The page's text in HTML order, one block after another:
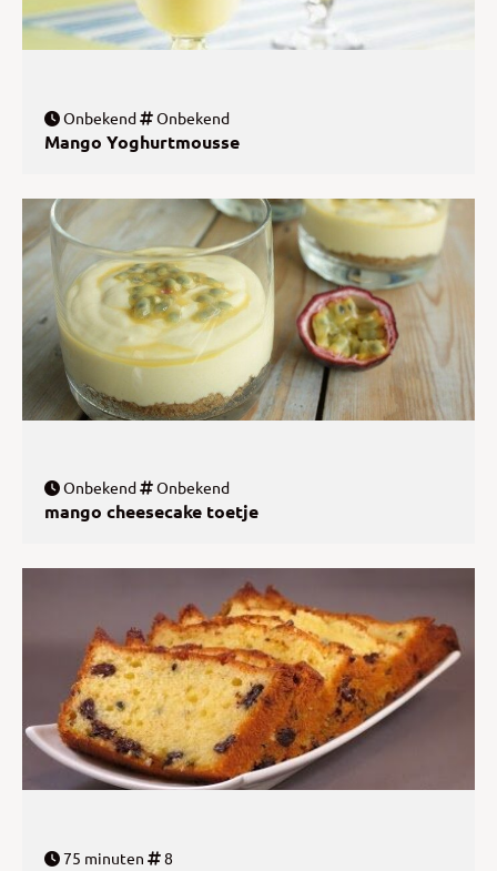
Onbekend Onbekend
Mango Yoghurtmousse
Onbekend Onbekend
mango cheesecake toetje
75 minuten 8